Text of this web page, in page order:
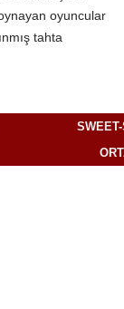
oyuncular
tahta